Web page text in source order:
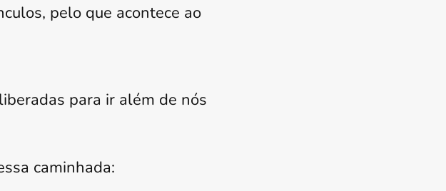
pelo que acontece ao
para ir além de nós
caminhada: